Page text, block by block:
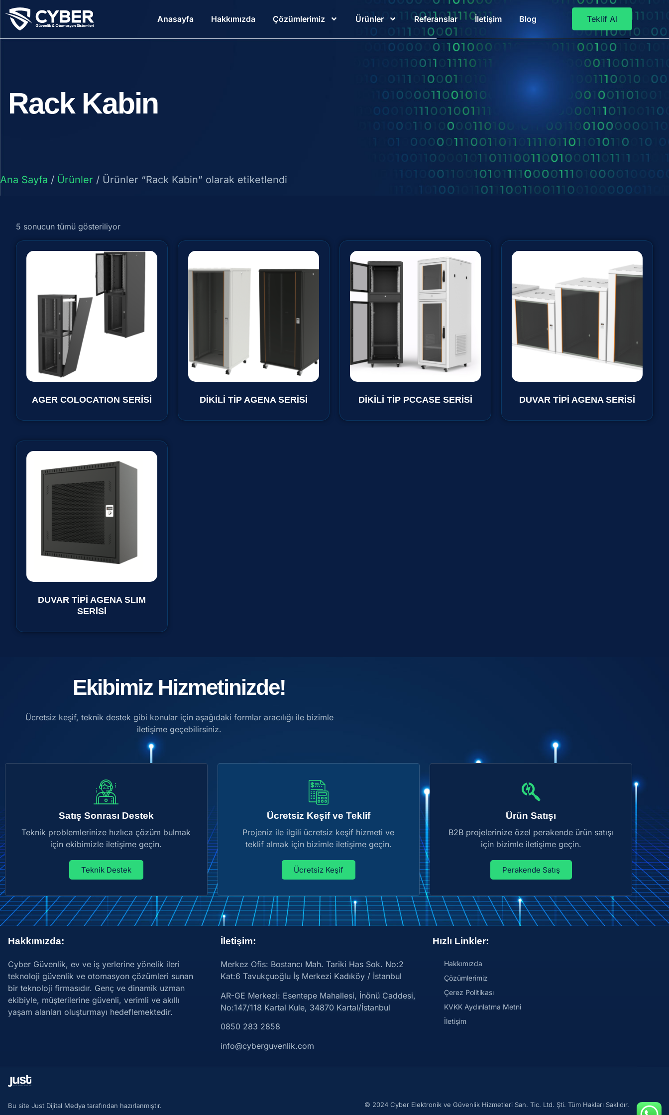
Anasayfa Hakkımızda Çözümlerimiz Ürünler Referanslar İletişim Blog Teklif Al
Rack Kabin
Ana Sayfa / Ürünler / Ürünler “Rack Kabin” olarak etiketlendi
5 sonucun tümü gösteriliyor
AGER COLOCATION SERİSİ DİKİLİ TİP AGENA SERİSİ DİKİLİ TİP PCCASE SERİSİ DUVAR TİPİ AGENA SERİSİ
DUVAR TİPİ AGENA SLIM
SERİSİ
Ekibimiz Hizmetinizde!
Ücretsiz keşif, teknik destek gibi konular için aşağıdaki formlar aracılığı ile bizimle
iletişime geçebilirsiniz.
Satış Sonrası Destek
Teknik problemlerinize hızlıca çözüm bulmak
için ekibimizle iletişime geçin.
Teknik Destek
Ücretsiz Keşif ve Teklif
Projeniz ile ilgili ücretsiz keşif hizmeti ve
teklif almak için bizimle iletişime geçin.
Ücretsiz Keşif
Ürün Satışı
B2B projelerinize özel perakende ürün satışı
için bizimle iletişime geçin.
Perakende Satış
Hakkımızda:
Cyber Güvenlik, ev ve iş yerlerine yönelik ileri
teknoloji güvenlik ve otomasyon çözümleri sunan
bir teknoloji firmasıdır. Genç ve dinamik uzman
ekibiyle, müşterilerine güvenli, verimli ve akıllı
yaşam alanları oluşturmayı hedeflemektedir.
İletişim:
Merkez Ofis: Bostancı Mah. Tariki Has Sok. No:2
Kat:6 Tavukçuoğlu İş Merkezi Kadıköy / İstanbul
AR-GE Merkezi: Esentepe Mahallesi, İnönü Caddesi,
No:147/118 Kartal Kule, 34870 Kartal/İstanbul
0850 283 2858
info@cyberguvenlik.com
Hızlı Linkler:
Hakkımızda
Çözümlerimiz
Çerez Politikası
KVKK Aydınlatma Metni
İletişim
Bu site Just Dijital Medya tarafından hazırlanmıştır. © 2024 Cyber Elektronik ve Güvenlik Hizmetleri San. Tic. Ltd. Şti. Tüm Hakları Saklıdır.